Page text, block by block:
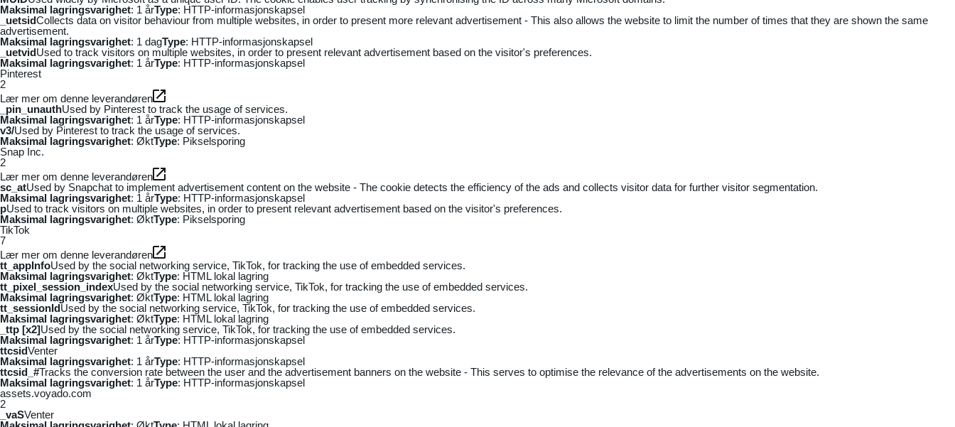
Maksimal lagringsvarighet: 1 årType: HTTP-informasjonskapsel
_uetsidCollects data on visitor behaviour from multiple websites, in order to present more relevant advertisement - This also allows the website to limit the number of times that they are shown the same
advertisement.
Maksimal lagringsvarighet: 1 dagType: HTTP-informasjonskapsel
_uetvidUsed to track visitors on multiple websites, in order to present relevant advertisement based on the visitor's preferences.
Maksimal lagringsvarighet: 1 årType: HTTP-informasjonskapsel
Pinterest
2
Lær mer om denne leverandøren
_pin_unauthUsed by Pinterest to track the usage of services.
Maksimal lagringsvarighet: 1 årType: HTTP-informasjonskapsel
v3/Used by Pinterest to track the usage of services.
Maksimal lagringsvarighet: ØktType: Pikselsporing
Snap Inc.
2
Lær mer om denne leverandøren
sc_atUsed by Snapchat to implement advertisement content on the website - The cookie detects the efficiency of the ads and collects visitor data for further visitor segmentation.
Maksimal lagringsvarighet: 1 årType: HTTP-informasjonskapsel
pUsed to track visitors on multiple websites, in order to present relevant advertisement based on the visitor's preferences.
Maksimal lagringsvarighet: ØktType: Pikselsporing
TikTok
7
Lær mer om denne leverandøren
tt_appInfoUsed by the social networking service, TikTok, for tracking the use of embedded services.
Maksimal lagringsvarighet: ØktType: HTML lokal lagring
tt_pixel_session_indexUsed by the social networking service, TikTok, for tracking the use of embedded services.
Maksimal lagringsvarighet: ØktType: HTML lokal lagring
tt_sessionIdUsed by the social networking service, TikTok, for tracking the use of embedded services.
Maksimal lagringsvarighet: ØktType: HTML lokal lagring
_ttp [x2]Used by the social networking service, TikTok, for tracking the use of embedded services.
Maksimal lagringsvarighet: 1 årType: HTTP-informasjonskapsel
ttcsidVenter
Maksimal lagringsvarighet: 1 årType: HTTP-informasjonskapsel
ttcsid_#Tracks the conversion rate between the user and the advertisement banners on the website - This serves to optimise the relevance of the advertisements on the website.
Maksimal lagringsvarighet: 1 årType: HTTP-informasjonskapsel
assets.voyado.com
2
_vaSVenter